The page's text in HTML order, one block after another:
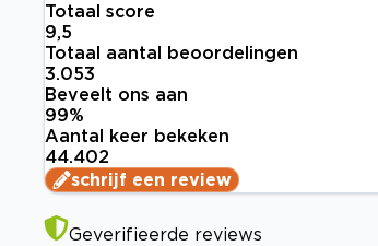
Totaal score
9,5
Totaal aantal beoordelingen
3.053
Beveelt ons aan
99%
Aantal keer bekeken
44.402
schrijf een review
Geverifieerde reviews